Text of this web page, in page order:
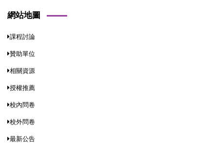
網站地圖
課程討論
贊助單位
相關資源
授權推薦
校內問卷
校外問卷
最新公告